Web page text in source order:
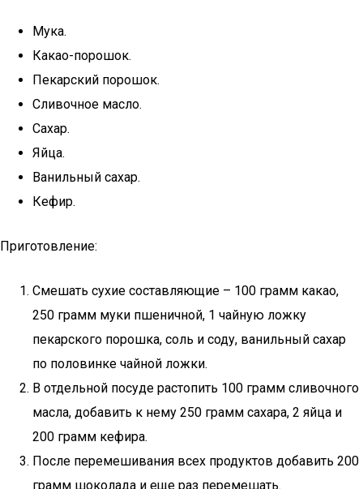
Мука.
Какао-порошок.
Пекарский порошок.
Сливочное масло.
Сахар.
Яйца.
Ванильный сахар.
Кефир.
Приготовление:
Смешать сухие составляющие – 100 грамм какао,
250 грамм муки пшеничной, 1 чайную ложку
пекарского порошка, соль и соду, ванильный сахар
по половинке чайной ложки.
В отдельной посуде растопить 100 грамм сливочного
масла, добавить к нему 250 грамм сахара, 2 яйца и
200 грамм кефира.
После перемешивания всех продуктов добавить 200
грамм шоколада и еще раз перемешать.